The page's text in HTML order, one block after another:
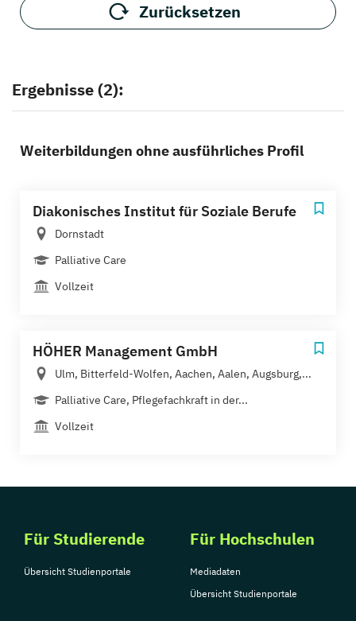
Zurücksetzen
Ergebnisse (2):
Weiterbildungen ohne ausführliches Profil
Diakonisches Institut für Soziale Berufe
Dornstadt
Palliative Care
Vollzeit
HÖHER Management GmbH
Ulm, Bitterfeld-Wolfen, Aachen, Aalen, Augsburg,...
Palliative Care, Pflegefachkraft in der...
Vollzeit
Für Studierende
Übersicht Studienportale
Für Hochschulen
Mediadaten
Übersicht Studienportale